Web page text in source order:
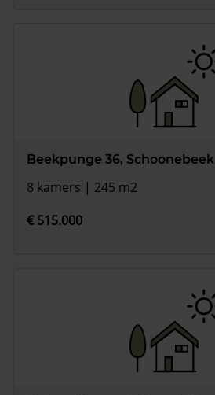
Beekpunge 36, Schoonebeek
8 kamers | 245 m2
€ 515.000